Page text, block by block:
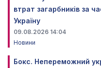
втрат загарбників за
Україну
09.08.2026 14:04
Новини
Бокс. Непереможний